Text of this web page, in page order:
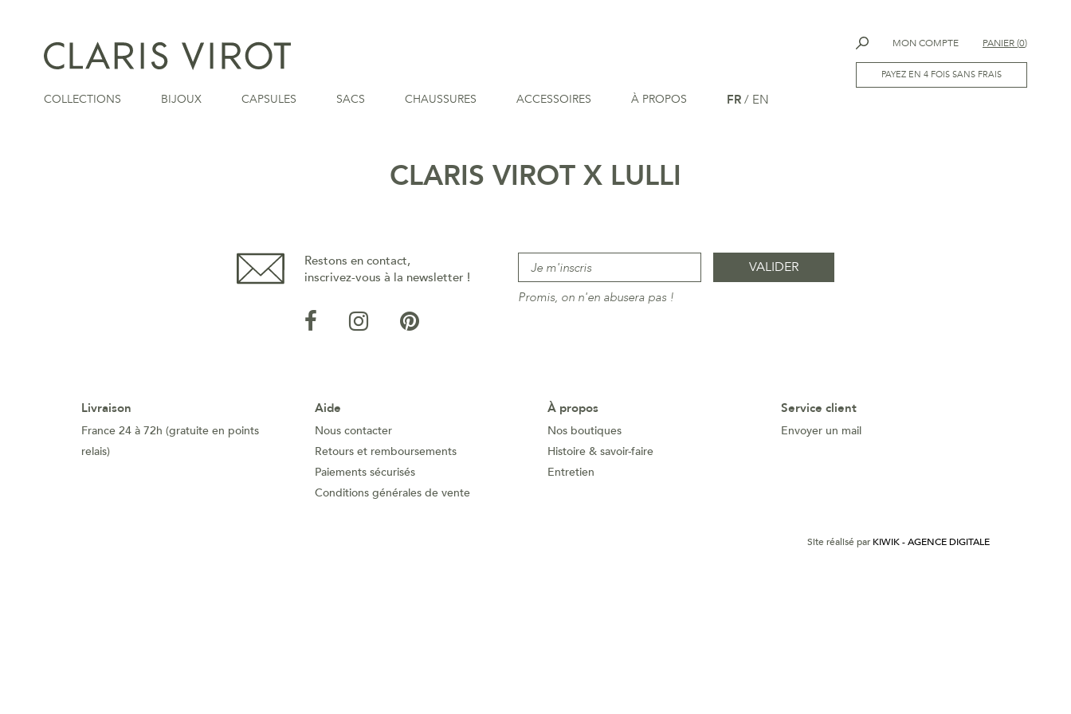
MON COMPTE PANIER(0)
PAYEZ EN 4 FOIS SANS FRAIS
COLLECTIONS BIJOUX CAPSULES SACS CHAUSSURES ACCESSOIRES À PROPOS FR / EN
CLARIS VIROT X LULLI
Restons en contact,
inscrivez-vous à la newsletter !
Promis, on n'en abusera pas !
Livraison
France 24 à 72h (gratuite en points
relais)
Aide
Nous contacter
Retours et remboursements
Paiements sécurisés
Conditions générales de vente
À propos
Nos boutiques
Histoire & savoir-faire
Entretien
Service client
Envoyer un mail
Site réalisé par KIWIK - AGENCE DIGITALE